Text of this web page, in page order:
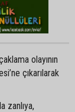
olayının
çıkarılarak
zanlıya,